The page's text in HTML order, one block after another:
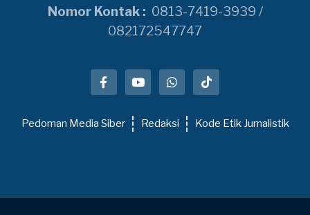
Nomor Kontak : 0813-7419-3939 /
082172547747
Pedoman Media Siber Redaksi Kode Etik Jurnalistik